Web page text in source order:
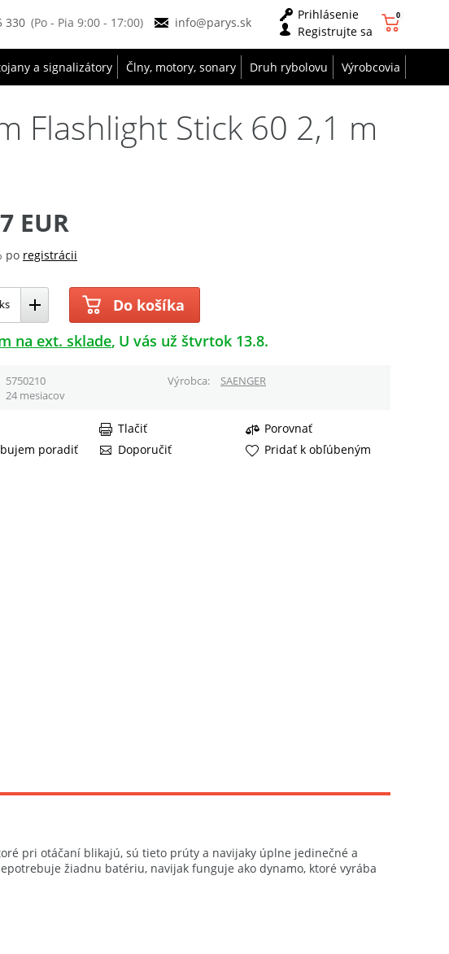
330 (Po - Pia 9:00 - 17:00) info@parys.sk
Prihlásenie
Registrujte sa
0
a signalizátory Člny, motory, sonary Druh rybolovu Výrobcovia
Flashlight Stick 60 2,1 m
EUR
po registrácii
Do košíka
na ext. sklade U vás už štvrtok 13.8.
5750210 Výrobca
SAENGER
24 mesiacov
Porovnať
poradiť
Doporučiť
Tlačiť
Pridať k obľúbeným
pri otáčaní blikajú, sú tieto prúty a navijaky úplne jedinečné a
žiadnu batériu, navijak funguje ako dynamo, ktoré vyrába